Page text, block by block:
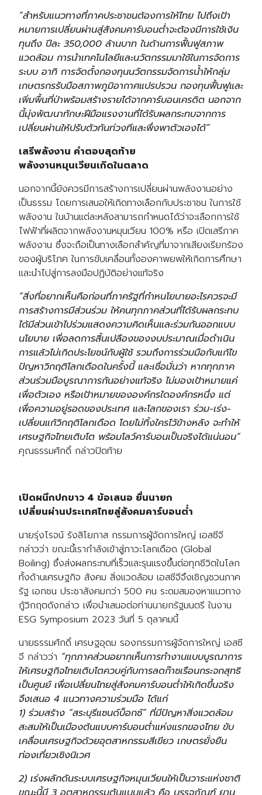
“สำหรับแนวทางที่ภาคประชาชนต้องการให้ไทย ไปถึงเป้า
หมายการเปลี่ยนผ่านสู่สังคมคาร์บอนต่ำจะต้องมีการใช้เงิน
ทุนถึง ปีละ 350,000 ล้านบาท ในด้านการฟื้นฟูสภาพ
แวดล้อม การนำเทคโนโลยีและนวัตกรรมมาใช้ในการจัดการ
ระบบ อาทิ การจัดตั้งกองทุนนวัตกรรมจัดการน้ำให้กลุ่ม
เกษตรกรรับมือสภาพภูมิอากาศแปรปรวน กองทุนฟื้นฟูและ
เพิ่มพื้นที่ป่าพร้อมสร้างรายได้จากคาร์บอนเครดิต นอกจาก
นี้มุ่งพัฒนาทักษะฝีมือแรงงานที่ได้รับผลกระทบจากการ
เปลี่ยนผ่านให้ปรับตัวทันท่วงทีและพึ่งพาตัวเองได้”
เสรีพลังงาน คำตอบสุดท้าย
พลังงานหมุนเวียนเกิดในตลาด
นอกจากนี้ยังควรมีการสร้างการเปลี่ยนผ่านพลังงานอย่าง
เป็นธรรม โดยการเสนอให้เกิดทางเลือกกับประชาชน ในการใช้
พลังงาน ในบ้านแต่ละหลังสามารถกำหนดได้ว่าจะเลือกการใช้
ไฟฟ้าที่ผลิตจากพลังงานหมุนเวียน 100% หรือ เปิดเสรีภาค
พลังงาน ซึ่งจะถือเป็นทางเลือกสำคัญที่มาจากเสียงเรียกร้อง
ของผู้บริโภค ในการขับเคลื่อนทั้งองคาพยพให้เกิดการศึกษา
และนำไปสู่การลงมือปฏิบ้ติอย่างแท้จริง
“สิ่งที่อยากเห็นคือก่อนที่ภาครัฐที่กำหนโยบายอะไรควรจะมี
การสร้างการมีส่วนร่วม ให้คนทุกภาคส่วนที่ได้รับผลกระทบ
ได้มีส่วนเข้าไปร่วมแสดงความคิดเห็นและร่วมกันออกแบบ
นโยบาย เพื่อลดการสิ้นเปลืองของงบประมาณเมื่อดำเนิน
การแล้วไม่เกิดประโยชน์กับผู้ใช้ รวมถึงการร่วมมือกับแก้ไข
ปัญหาวิกฤติโลกเดือดในครั้งนี้ และเชื่อมั่นว่า หากทุกภาค
ส่วนร่วมมือบูรณาการกันอย่างแท้จริง ไม่มองเป้าหมายแค่
เพื่อตัวเอง หรือเป้าหมายขององค์กรใดองค์กรหนึ่ง แต่
เพื่อความอยู่รอดของประเทศ และโลกของเรา ร่วม-เร่ง-
เปลี่ยนแก้วิกฤติโลกเดือด โดยไม่ทิ้งใครไว้ข้างหลัง จะทำให้
เศรษฐกิจไทยเติบโต พร้อมโลว์คาร์บอนเป็นจริงได้แน่นอน”
คุณธรรมศักดิ์ กล่าวปิดท้าย
เปิดผนึกปกขาว 4 ข้อเสนอ ยื่นนายก
เปลี่ยนผ่านประเทศไทยสู่สังคมคาร์บอนต่ำ
นายรุ่งโรจน์ รังสิโยภาส กรรมการผู้จัดการใหญ่ เอสซีจี
กล่าวว่า ขณะนี้เรากำลังเข้าสู่ภาวะโลกเดือด (Global
Boiling) ซึ่งส่งผลกระทบที่เร็วและรุนแรงขึ้นต่อทุกชีวิตในโลก
ทั้งด้านเศรษฐกิจ สังคม สิ่งแวดล้อม เอสซีจีจึงเชิญชวนภาค
รัฐ เอกชน ประชาสังคมกว่า 500 คน ระดมสมองหาแนวทาง
กู้วิกฤตดังกล่าว เพื่อนำเสนอต่อท่านนายกรัฐมนตรี ในงาน
ESG Symposium 2023 วันที่ 5 ตุลาคมนี้
นายธรรมศักดิ์ เศรษฐอุดม รองกรรมการผู้จัดการใหญ่ เอสซี
จี กล่าวว่า “ทุกภาคส่วนอยากเห็นการทำงานแบบบูรณาการ
ให้เศรษฐกิจไทยเติบโตควบคู่กับการลดก๊าซเรือนกระจกสุทธิ
เป็นศูนย์ เพื่อเปลี่ยนไทยสู่สังคมคาร์บอนต่ำให้เกิดขึ้นจริง
จึงเสนอ 4 แนวทางความร่วมมือ ได้แก่
1) ร่วมสร้าง “สระบุรีแซนด์บ็อกซ์” ที่มีปัญหาสิ่งแวดล้อม
สะสมให้เป็นเมืองต้นแบบคาร์บอนต่ำแห่งแรกของไทย ขับ
เคลื่อนเศรษฐกิจด้วยอุตสาหกรรมสีเขียว เกษตรยั่งยืน
ท่องเที่ยวเชิงนิเวศ
2) เร่งผลักดันระบบเศรษฐกิจหมุนเวียนให้เป็นวาระแห่งชาติ